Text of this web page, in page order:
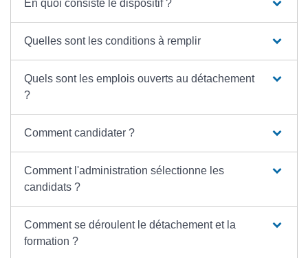
En quoi consiste le dispositif ?
Quelles sont les conditions à remplir
Quels sont les emplois ouverts au détachement
?
Comment candidater ?
Comment l'administration sélectionne les
candidats ?
Comment se déroulent le détachement et la
formation ?